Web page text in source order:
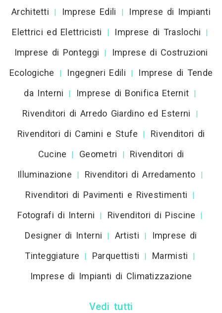
Architetti | Imprese Edili |
Imprese di Impianti
Elettrici ed Elettricisti
| Imprese di Traslochi |
Imprese di Ponteggi |
Imprese di Costruzioni
Ecologiche
| Ingegneri Edili |
Imprese di Tende
da Interni
| Imprese di Bonifica Eternit |
Rivenditori di Arredo Giardino ed Esterni |
Rivenditori di Camini e Stufe |
Rivenditori di
Cucine
| Geometri |
Rivenditori di
Illuminazione
| Rivenditori di Arredamento |
Rivenditori di Pavimenti e Rivestimenti |
Fotografi di Interni | Rivenditori di Piscine |
Designer di Interni | Artisti |
Imprese di
Tinteggiature
| Parquettisti | Marmisti |
Imprese di Impianti di Climatizzazione
Vedi tutti